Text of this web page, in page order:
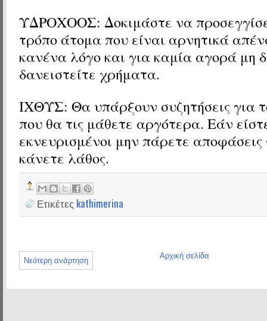
ΥΔΡΟΧΟΟΣ: Δοκιμάστε να
τρόπο άτομα που είναι αρνητικά
κανένα λόγο και για καμία αγορά μη
δανειστείτε χρήματα.
ΙΧΘΥΣ: Θα υπάρξουν συζητήσεις για
που θα τις μάθετε αργότερα. Εάν
εκνευρισμένοι μην πάρετε αποφάσεις
κάνετε λάθος.
Ετικέτες kathimerina
Νεότερη ανάρτηση
Αρχική σελίδα